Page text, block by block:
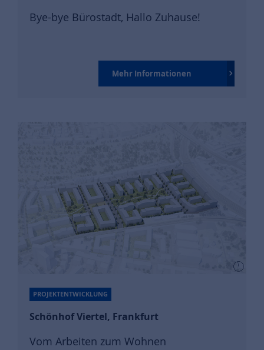
Bye-bye Bürostadt, Hallo Zuhause!
Mehr Informationen
PROJEKTENTWICKLUNG
Schönhof Viertel, Frankfurt
Vom Arbeiten zum Wohnen